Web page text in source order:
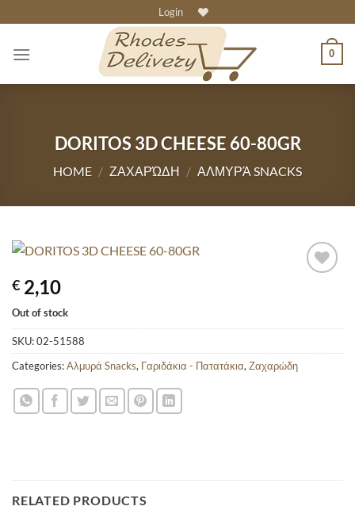
to
content
Login
0
DORITOS 3D CHEESE 60-80GR
HOME / ΖΑΧΑΡΏΔΗ / ΑΛΜΥΡΆ SNACKS
€ 2,10
Out of stock
SKU:02-51588
Categories:Αλμυρά Snacks, Γαριδάκια - Πατατάκια,Ζαχαρώδη
RELATED PRODUCTS